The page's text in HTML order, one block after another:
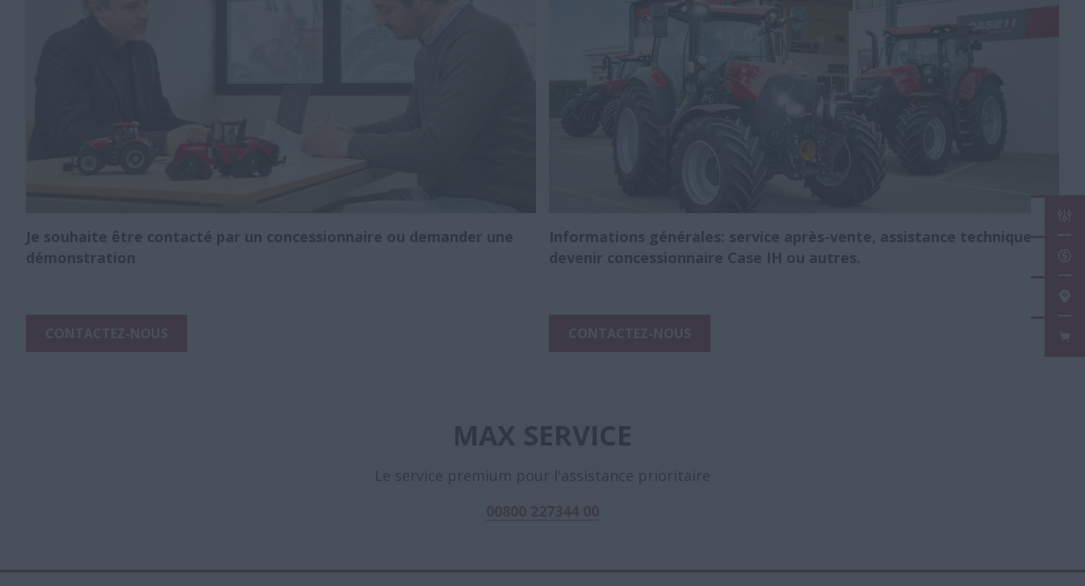
Je souhaite être contacté par un concessionnaire ou demander une
démonstration
Informations générales: service après-vente, assistance technique,
devenir concessionnaire Case IH ou autres.
MAX SERVICE
Le service premium pour l'assistance prioritaire